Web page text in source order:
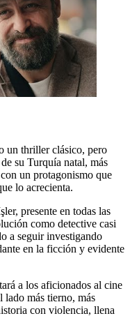
un thriller clásico, pero
su Turquía natal, más
un protagonismo que
lo acrecienta.
presente en todas las
como detective casi
a seguir investigando
en la ficción y evidente
a los aficionados al cine
lado más tierno, más
con violencia, llena